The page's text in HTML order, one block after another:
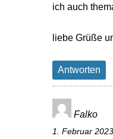
ich auch
liebe Grüße
Antworten
Falko
1. Februar